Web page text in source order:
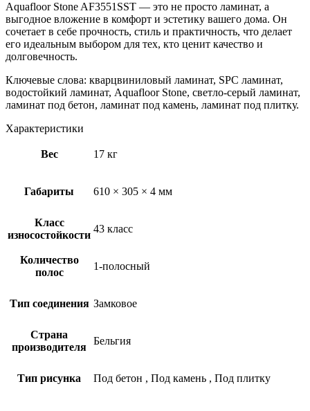
Aquafloor Stone AF3551SST — это не просто ламинат, а
выгодное вложение в комфорт и эстетику вашего дома. Он
сочетает в себе прочность, стиль и практичность, что делает
его идеальным выбором для тех, кто ценит качество и
долговечность.
Ключевые слова: кварцвиниловый ламинат, SPC ламинат,
водостойкий ламинат, Aquafloor Stone, светло-серый ламинат,
ламинат под бетон, ламинат под камень, ламинат под плитку.
Характеристики
Вес 17 кг
Габариты 610 × 305 × 4 мм
Класс
износостойкости
43 класс
Количество
полос
1-полосный
Тип соединения Замковое
Страна
производителя
Бельгия
Тип рисунка Под бетон , Под камень , Под плитку